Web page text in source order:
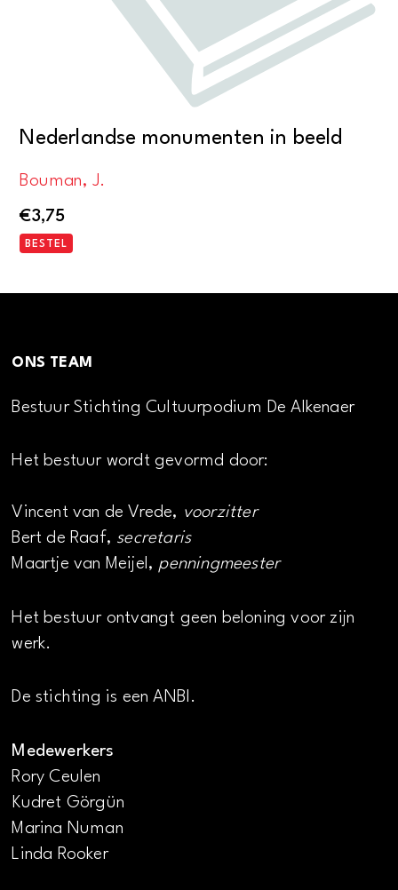
Nederlandse monumenten in beeld
Bouman, J.
€3,75
BESTEL
ONS TEAM
Bestuur Stichting Cultuurpodium De Alkenaer
Het bestuur wordt gevormd door:
Vincent van de Vrede, voorzitter
Bert de Raaf, secretaris
Maartje van Meijel, penningmeester
Het bestuur ontvangt geen beloning voor zijn
werk.
De stichting is een ANBI.
Medewerkers
Rory Ceulen
Kudret Görgün
Marina Numan
Linda Rooker